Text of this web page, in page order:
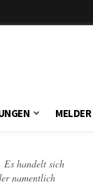
MELDER
Es handelt sich
namentlich